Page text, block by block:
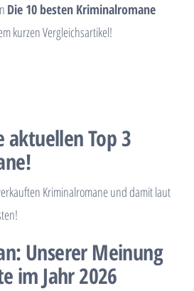
Die 10 besten Kriminalromane
kurzen Vergleichsartikel!
aktuellen Top 3
Kriminalromane und damit laut
Unserer Meinung
im Jahr 2026